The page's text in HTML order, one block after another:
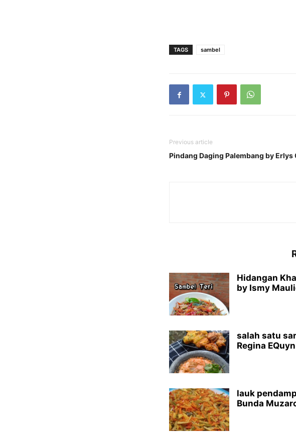
TAGS sambel
Previous article
Pindang Daging Palembang by Erlys
Hidangan
by Ismy
salah satu
Regina EQuyn
lauk
Bunda